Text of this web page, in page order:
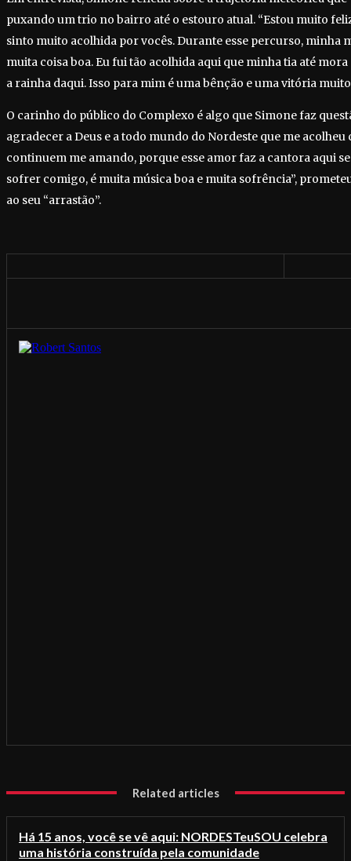
puxando um trio no bairro até o estouro atual. “Estou muito
sinto muito acolhida por vocês. Durante esse percurso, minha
muita coisa boa. Eu fui tão acolhida aqui que minha tia até
a rainha daqui. Isso para mim é uma bênção e uma vitória
O carinho do público do Complexo é algo que Simone faz
agradecer a Deus e a todo mundo do Nordeste que me
continuem me amando, porque esse amor faz a cantora aqui
sofrer comigo, é muita música boa e muita sofrência”,
ao seu “arrastão”.
Related articles
Há 15 anos, você se vê aqui: NORDESTeuSOU celebra
uma história construída pela comunidade